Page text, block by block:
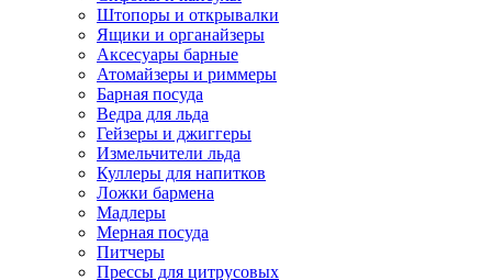
Штопоры и открывалки
Ящики и органайзеры
Аксесуары барные
Атомайзеры и риммеры
Барная посуда
Ведра для льда
Гейзеры и джиггеры
Измельчители льда
Куллеры для напитков
Ложки бармена
Мадлеры
Мерная посуда
Питчеры
Прессы для цитрусовых